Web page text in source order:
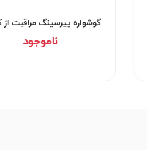
گوشواره پیرسینگ مراقبت
ناموجود